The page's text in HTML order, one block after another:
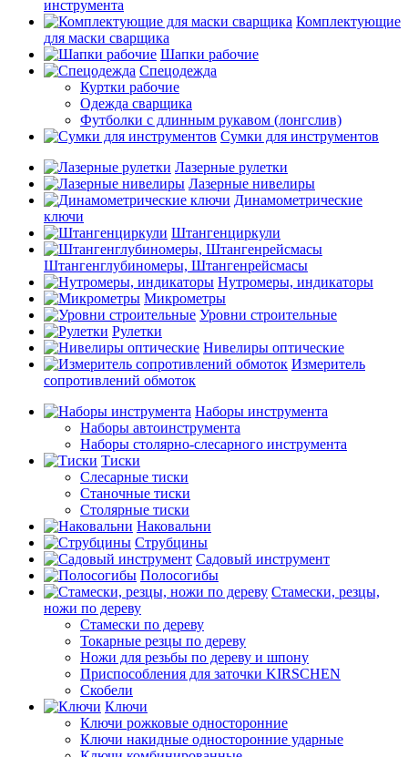
инструмента
Комплектующие
для маски сварщика
Шапки рабочие
Спецодежда
Куртки рабочие
Одежда сварщика
Футболки с длинным рукавом (лонгслив)
Сумки для инструментов
Лазерные рулетки
Лазерные нивелиры
Динамометрические
ключи
Штангенциркули
Штангенглубиномеры, Штангенрейсмасы
Нутромеры, индикаторы
Микрометры
Уровни строительные
Рулетки
Нивелиры оптические
Измеритель
сопротивлений обмоток
Наборы инструмента
Наборы автоинструмента
Наборы столярно-слесарного инструмента
Тиски
Слесарные тиски
Станочные тиски
Столярные тиски
Наковальни
Струбцины
Садовый инструмент
Полосогибы
Стамески, резцы,
ножи по дереву
Стамески по дереву
Токарные резцы по дереву
Ножи для резьбы по дереву и шпону
Приспособления для заточки KIRSCHEN
Скобели
Ключи
Ключи рожковые односторонние
Ключи накидные односторонние ударные